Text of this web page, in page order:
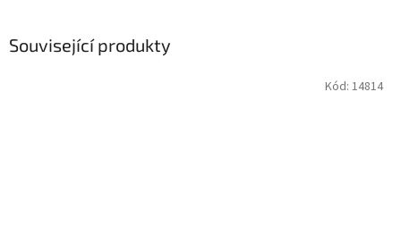
Související produkty
Kód: 14814